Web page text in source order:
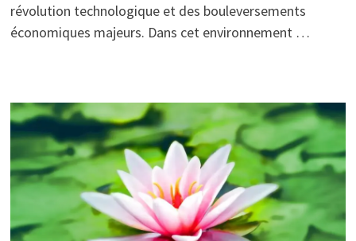
révolution technologique et des bouleversements
économiques majeurs. Dans cet environnement …